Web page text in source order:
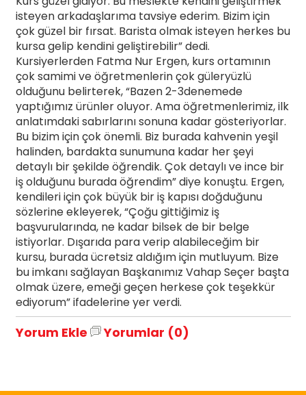
isteyen arkadaşlarıma tavsiye ederim. Bizim için
çok güzel bir fırsat. Barista olmak isteyen herkes bu
kursa gelip kendini geliştirebilir” dedi.
Kursiyerlerden Fatma Nur Ergen, kurs ortamının
çok samimi ve öğretmenlerin çok güleryüzlü
olduğunu belirterek, “Bazen 2-3denemede
yaptığımız ürünler oluyor. Ama öğretmenlerimiz, ilk
anlatımdaki sabırlarını sonuna kadar gösteriyorlar.
Bu bizim için çok önemli. Biz burada kahvenin yeşil
halinden, bardakta sunumuna kadar her şeyi
detaylı bir şekilde öğrendik. Çok detaylı ve ince bir
iş olduğunu burada öğrendim” diye konuştu. Ergen,
kendileri için çok büyük bir iş kapısı doğduğunu
sözlerine ekleyerek, “Çoğu gittiğimiz iş
başvurularında, ne kadar bilsek de bir belge
istiyorlar. Dışarıda para verip alabileceğim bir
kursu, burada ücretsiz aldığım için mutluyum. Bize
bu imkanı sağlayan Başkanımız Vahap Seçer başta
olmak üzere, emeği geçen herkese çok teşekkür
ediyorum” ifadelerine yer verdi.
Yorum Ekle Yorumlar (0)